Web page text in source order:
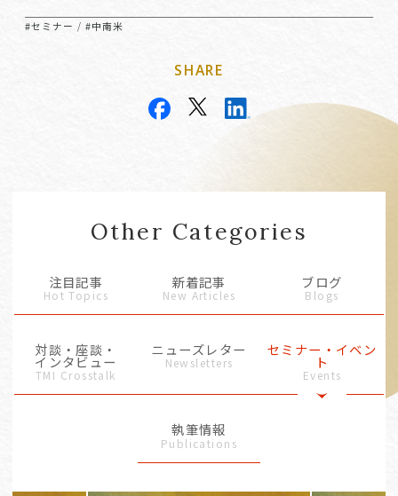
#セミナー /#中南米
SHARE
Other Categories
注目記事
Hot Topics
新着記事
New Articles
ブログ
Blogs
対談・座談・
インタビュー
TMI Crosstalk
ニューズレター
Newsletters
セミナー・イベン
ト
Events
執筆情報
Publications